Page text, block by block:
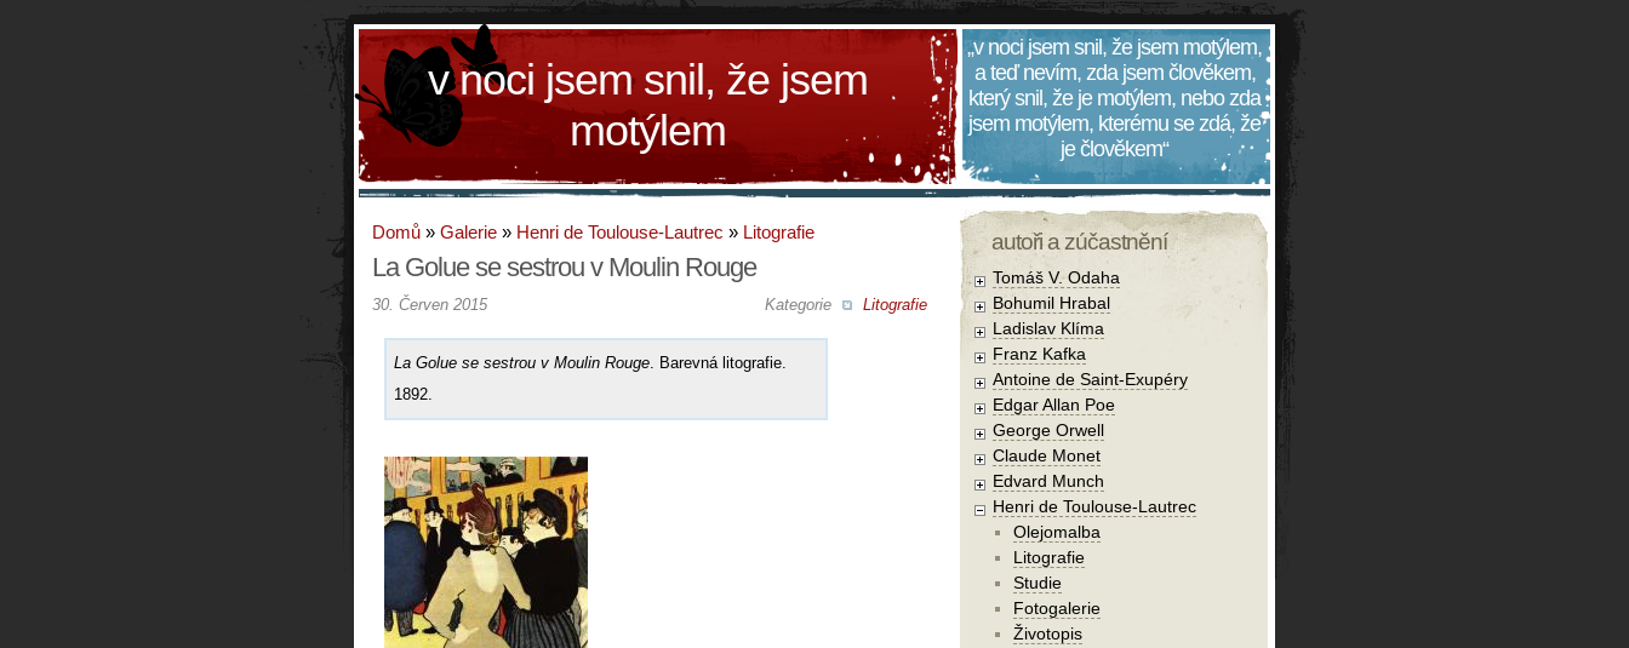
v noci jsem snil, že jsem
motýlem
„v noci jsem snil, že jsem motýlem,
a teď nevím, zda jsem člověkem,
který snil, že je motýlem, nebo zda
jsem motýlem, kterému se zdá, že
je člověkem“
Domů » Galerie » Henri de Toulouse-Lautrec » Litografie
La Golue se sestrou v Moulin Rouge
Kategorie Litografie
30. Červen 2015
La Golue se sestrou v Moulin Rouge . Barevná litografie.
1892.
autoři a zúčastnění
Tomáš V. Odaha
Bohumil Hrabal
Ladislav Klíma
Franz Kafka
Antoine de Saint-Exupéry
Edgar Allan Poe
George Orwell
Claude Monet
Edvard Munch
Henri de Toulouse-Lautrec
Olejomalba
Litografie
Studie
Fotogalerie
Životopis